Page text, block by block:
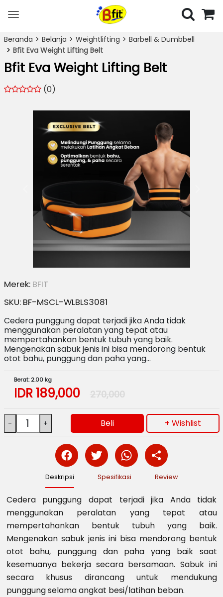
Toggle
Beranda
Belanja Weightlifting
Barbell & Dumbbell
Bfit Eva Weight Lifting Belt
Bfit Eva Weight Lifting Belt
(0)
Merek: BFIT
SKU: BF-MSCL-WLBLS3081
Cedera punggung dapat terjadi jika Anda tidak
menggunakan peralatan yang tepat atau
mempertahankan bentuk tubuh yang baik.
Mengenakan sabuk jenis ini bisa mendorong bentuk
otot bahu, punggung dan paha yang…
Berat: 2.00 kg
IDR189,000 270,000
Beli + Wishlist
Deskripsi Spesifikasi Review
Cedera punggung dapat terjadi jika Anda tidak
menggunakan peralatan yang tepat atau
mempertahankan bentuk tubuh yang baik.
Mengenakan sabuk jenis ini bisa mendorong bentuk
otot bahu, punggung dan paha yang baik saat
kesemuanya bekerja secara bersamaan. Sabuk ini
secara khusus dirancang untuk mendukung
punggung selama angkat besi/latihan beban.